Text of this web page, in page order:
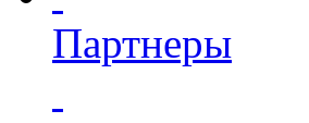
Партнеры